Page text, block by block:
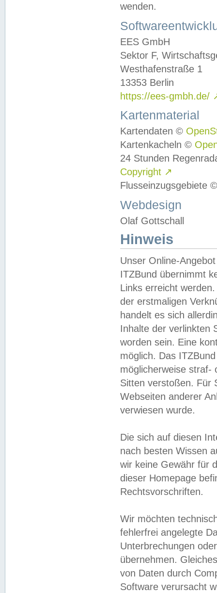
wenden.
EES GmbH
Sektor F,
Westhafenstraße 1
13353 Berlin
https://ees-gmbh.de/
Kartenmaterial
Kartendaten ©
Kartenkacheln ©
24 Stunden
Copyright ↗
Flusseinzugsgebiete
Webdesign
Olaf Gottschall
Hinweis
Unser Online-
ITZBund übernimmt
Links erreicht
der erstmaligen
handelt es sich
Inhalte der verlinkten
worden sein. Eine
möglich. Das
möglicherweise straf-
Sitten verstoßen. Für
Webseiten anderer
verwiesen wurde.
Die sich auf diesen
nach besten Wissen
wir keine Gewähr für
dieser Homepage
Rechtsvorschriften.
Wir möchten
fehlerfrei angelegte
Unterbrechungen
übernehmen.
von Daten durch
Software verursacht